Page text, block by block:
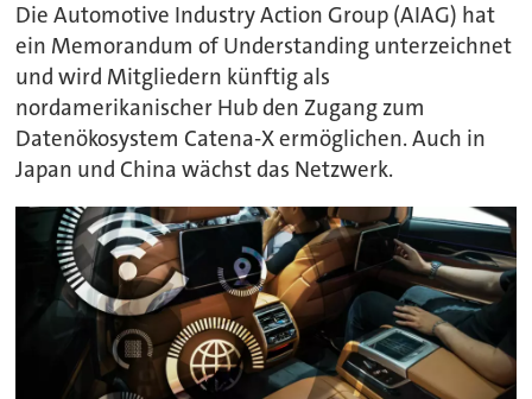
Die Automotive Industry Action Group (AIAG) hat
ein Memorandum of Understanding unterzeichnet
und wird Mitgliedern künftig als
nordamerikanischer Hub den Zugang zum
Datenökosystem Catena-X ermöglichen. Auch in
Japan und China wächst das Netzwerk.